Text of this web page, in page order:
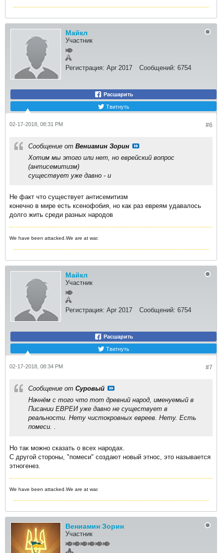
Майкл
Участник
Регистрация: Apr 2017 Сообщений: 6754
Расшарить
Твитнуть
#6
02-17-2018, 08:31 PM
Сообщение от Вениамин Зорин
Хотим мы этого или нет, но еврейский вопрос
(антисемитизм)
существует уже давно - и
Не факт что существует антисемитизм
конечно в мире есть ксенофобия, но как раз евреям удавалось
долго жить среди разных народов
We have been attacked.We are at war.
Майкл
Участник
Регистрация: Apr 2017 Сообщений: 6754
Расшарить
Твитнуть
#7
02-17-2018, 08:34 PM
Сообщение от Суровый
Начнём с того что тот древний народ, именуемый в
Писании ЕВРЕИ уже давно не существует в
реальности. Нету чистокровных евреев. Нету. Есть
помеси. .
Но так можно сказать о всех народах.
С другой стороны, "помеси" создают новый этнос, это называется
этногенез.
We have been attacked.We are at war.
Вениамин Зорин
Участник